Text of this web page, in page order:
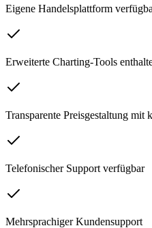
Eigene Handelsplattform
Erweiterte Charting-Tools
Transparente Preisgestaltung mit
Telefonischer Support verfügbar
Mehrsprachiger Kundensupport